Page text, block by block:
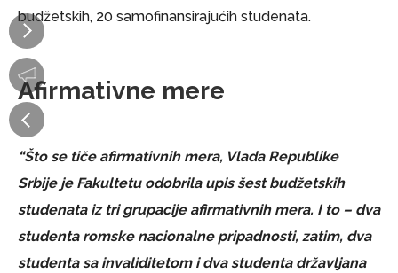
budžetskih, 20 samofinansirajućih studenata.
Afirmativne mere
“Što se tiče afirmativnih mera, Vlada Republike
Srbije je Fakultetu odobrila upis šest budžetskih
studenata iz tri grupacije afirmativnih mera. I to – dva
studenta romske nacionalne pripadnosti, zatim, dva
studenta sa invaliditetom i dva studenta državljana